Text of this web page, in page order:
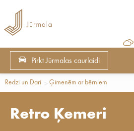
Pirkt Jūrmalas caurlaidi
Redzi un Dari Ģimenēm ar bērniem
Retro Ķemeri